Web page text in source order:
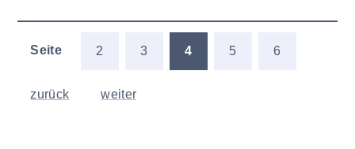
Seite 2 3 4 5 6
zurück weiter